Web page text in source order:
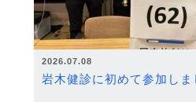
2026.07.08
岩木健診に初めて参加しま